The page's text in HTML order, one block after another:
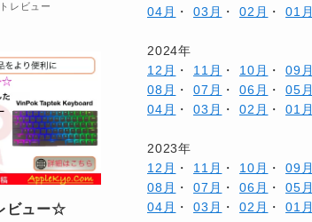
レビュー
ビュー☆
04月 ・03月 ・02月 ・01月
2024年
12月 ・ 11月 ・ 10月 ・09月
08月 ・07月 ・06月 ・05月
04月 ・03月 ・02月 ・01月
2023年
12月 ・ 11月 ・ 10月 ・09月
08月 ・07月 ・06月 ・05月
04月 ・03月 ・02月 ・01月